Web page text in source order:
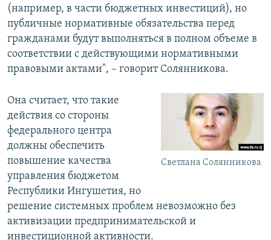
(например, в части бюджетных инвестиций), но
публичные нормативные обязательства перед
гражданами будут выполняться в полном объеме в
соответствии с действующими нормативными
правовыми актами", – говорит Солянникова.
Светлана Солянникова
Она считает, что такие
действия со стороны
федерального центра
должны обеспечить
повышение качества
управления бюджетом
Республики Ингушетия, но
решение системных проблем невозможно без
активизации предпринимательской и
инвестиционной активности.